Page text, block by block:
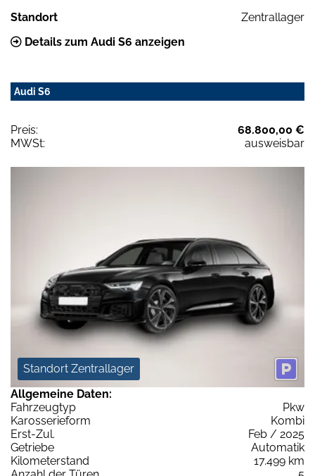
Standort
Zentrallager
Details zum Audi S6 anzeigen
Audi S6
Preis:
68.800,00 €
MWSt:
ausweisbar
Standort Zentrallager
Allgemeine Daten:
Fahrzeugtyp
Pkw
Karosserieform
Kombi
Erst-Zul.
Feb / 2025
Getriebe
Automatik
Kilometerstand
17.499 km